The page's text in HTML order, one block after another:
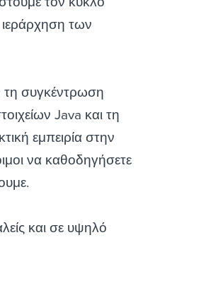
των
τη συγκέντρωση
Java και τη
εμπειρία στην
να καθοδηγήσετε
και σε υψηλό